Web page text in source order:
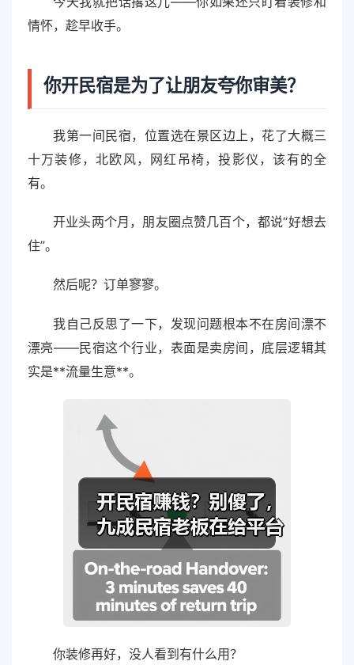
情怀，趁早收手。
你开民宿是为了让朋友夸你审美？
我第一间民宿，位置选在景区边上，花了大概三
十万装修，北欧风，网红吊椅，投影仪，该有的全
有。
开业头两个月，朋友圈点赞几百个，都说“好想去
住”。
然后呢？订单寥寥。
我自己反思了一下，发现问题根本不在房间漂不
漂亮——民宿这个行业，表面是卖房间，底层逻辑其
实是**流量生意**。
你装修再好，没人看到有什么用？